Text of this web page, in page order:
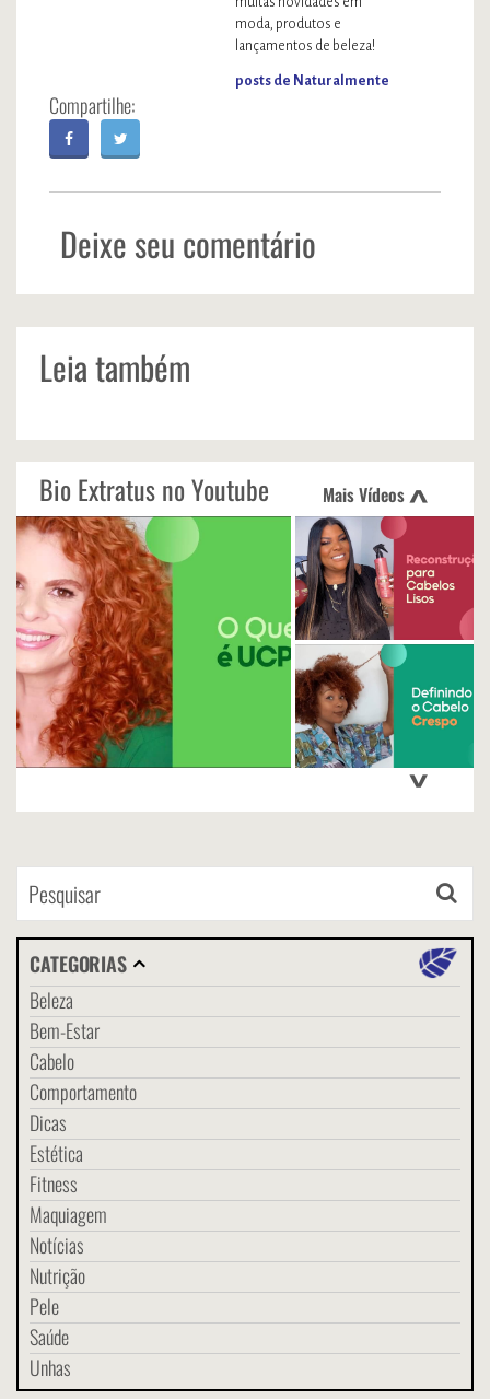
moda, produtos e
lançamentos de beleza!
posts de Naturalmente
Deixe seu comentário
Leia também
<
Bio Extratus no Youtube Mais Vídeos
>
CATEGORIAS
Beleza
Bem-Estar
Cabelo
Comportamento
Dicas
Estética
Fitness
Maquiagem
Notícias
Nutrição
Pele
Saúde
Unhas